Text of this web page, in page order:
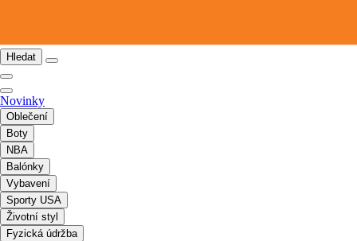
Hledat
Novinky
Oblečení
Boty
NBA
Balónky
Vybavení
Sporty USA
Životní styl
Fyzická údržba